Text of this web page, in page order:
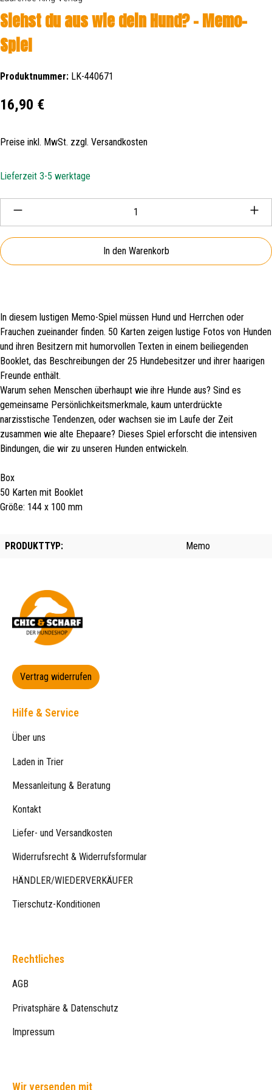
Siehst du aus wie dein Hund? - Memo-
Spiel
Produktnummer: LK-440671
Regulärer Preis:
16,90 €
Preise inkl. MwSt. zzgl. Versandkosten
Lieferzeit 3-5 werktage
Produkt Anzahl: Gib den gewünschten Wert ein oder
In den Warenkorb
In diesem lustigen Memo-Spiel müssen Hund und Herrchen oder
Frauchen zueinander finden. 50 Karten zeigen lustige Fotos von Hunden
und ihren Besitzern mit humorvollen Texten in einem beiliegenden
Booklet, das Beschreibungen der 25 Hundebesitzer und ihrer haarigen
Freunde enthält.
Warum sehen Menschen überhaupt wie ihre Hunde aus? Sind es
gemeinsame Persönlichkeitsmerkmale, kaum unterdrückte
narzisstische Tendenzen, oder wachsen sie im Laufe der Zeit
zusammen wie alte Ehepaare? Dieses Spiel erforscht die intensiven
Bindungen, die wir zu unseren Hunden entwickeln.
Box
50 Karten mit Booklet
Größe: 144 x 100 mm
PRODUKTTYP: Memo
Vertrag widerrufen
Hilfe & Service
Über uns
Laden in Trier
Messanleitung & Beratung
Kontakt
Liefer- und Versandkosten
Widerrufsrecht & Widerrufsformular
HÄNDLER/WIEDERVERKÄUFER
Tierschutz-Konditionen
Rechtliches
AGB
Privatsphäre & Datenschutz
Impressum
Wir versenden mit